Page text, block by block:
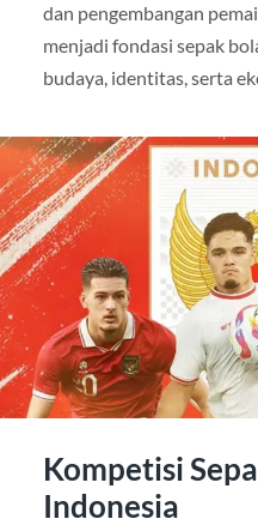
dan pengembangan
menjadi fondasi sepak
budaya, identitas, serta
Kompetisi
Indonesia